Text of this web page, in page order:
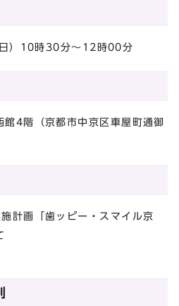
）10時30分～12時00分
館4階（京都市中京区車屋町通御
計画「歯ッピー・スマイル京